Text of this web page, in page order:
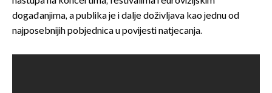
događanjima, a publika je i dalje doživljava kao jednu od
najposebnijih pobjednica u povijesti natjecanja.